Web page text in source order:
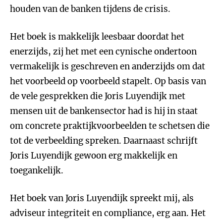
houden van de banken tijdens de crisis.
Het boek is makkelijk leesbaar doordat het
enerzijds, zij het met een cynische ondertoon
vermakelijk is geschreven en anderzijds om dat
het voorbeeld op voorbeeld stapelt. Op basis van
de vele gesprekken die Joris Luyendijk met
mensen uit de bankensector had is hij in staat
om concrete praktijkvoorbeelden te schetsen die
tot de verbeelding spreken. Daarnaast schrijft
Joris Luyendijk gewoon erg makkelijk en
toegankelijk.
Het boek van Joris Luyendijk spreekt mij, als
adviseur integriteit en compliance, erg aan. Het